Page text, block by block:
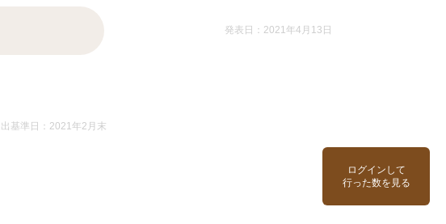
発表日：2021年4月13日
出基準日：2021年2月末
ログインして
行った数を見る